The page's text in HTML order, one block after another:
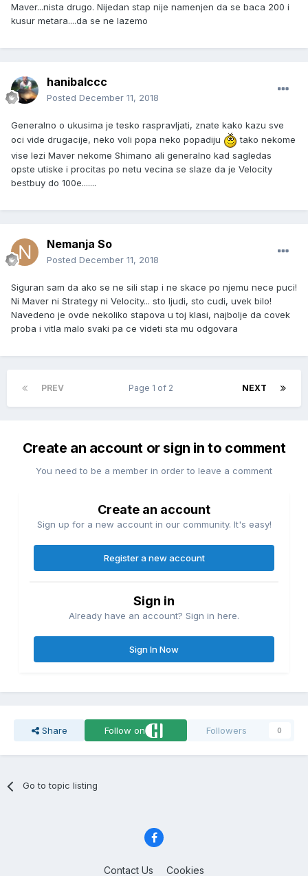
Maver...nista drugo. Nijedan stap nije namenjen da se baca 200 i
kusur metara....da se ne lazemo
hanibalccc
Posted December 11, 2018
Generalno o ukusima je tesko raspravljati, znate kako kazu sve
oci vide drugacije, neko voli popa neko popadiju
tako nekome
vise lezi Maver nekome Shimano ali generalno kad sagledas
opste utiske i procitas po netu vecina se slaze da je Velocity
bestbuy do 100e.......
Nemanja So
Posted December 11, 2018
Siguran sam da ako se ne sili stap i ne skace po njemu nece puci!
Ni Maver ni Strategy ni Velocity... sto ljudi, sto cudi, uvek bilo!
Navedeno je ovde nekoliko stapova u toj klasi, najbolje da covek
proba i vitla malo svaki pa ce videti sta mu odgovara
PREV NEXT
Page 1 of 2
Create an account or sign in to comment
You need to be a member in order to leave a comment
Create an account
Sign up for a new account in our community. It's easy!
Register a new account
Sign in
Already have an account? Sign in here.
Sign In Now
Share Follow on Followers 0
Go to topic listing
Contact Us Cookies